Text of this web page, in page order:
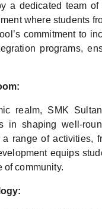
a dedicated team
where students
commitment to
programs,
realm, SMK
in shaping well-
range of activities,
equips
of community.